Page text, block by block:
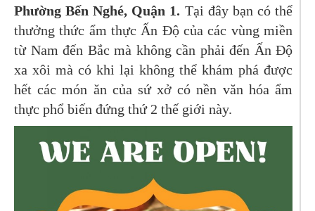
Phường Bến Nghé, Quận 1. Tại đây bạn có thể
thưởng thức ẩm thực Ấn Độ của các vùng miền
từ Nam đến Bắc mà không cần phải đến Ấn Độ
xa xôi mà có khi lại không thể khám phá được
hết các món ăn của sứ xở có nền văn hóa ẩm
thực phổ biến đứng thứ 2 thế giới này.